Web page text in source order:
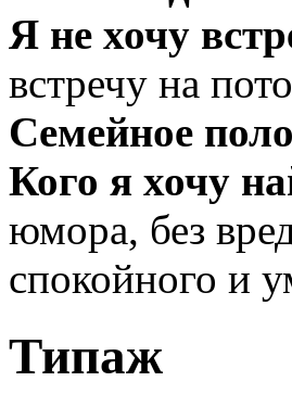
Я не хочу
встречу на
Семейное
Кого я хочу
юмора, без
спокойного и
Типаж